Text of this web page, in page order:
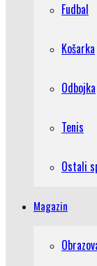
Fudbal
Košarka
Odbojka
Tenis
Ostali
Magazin